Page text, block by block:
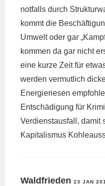
notfalls durch
kommt die
Umwelt oder gar
kommen da gar nicht
eine kurze Zeit für
werden vermutlich
Energieriesen
Entschädigung für
Verdienstausfall, damit
Kapitalismus
Waldfrieden23 JAN